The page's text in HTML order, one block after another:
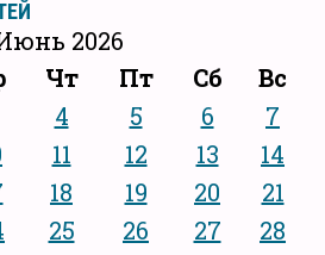
2026
Чт Пт Сб Вс
4 5 6
7
11 12 13
14
18 19 20
21
25 26 27
28